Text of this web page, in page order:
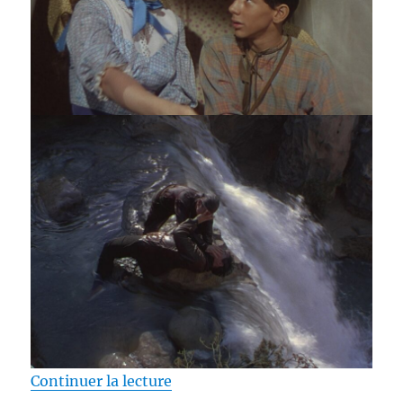
Continuer la lecture